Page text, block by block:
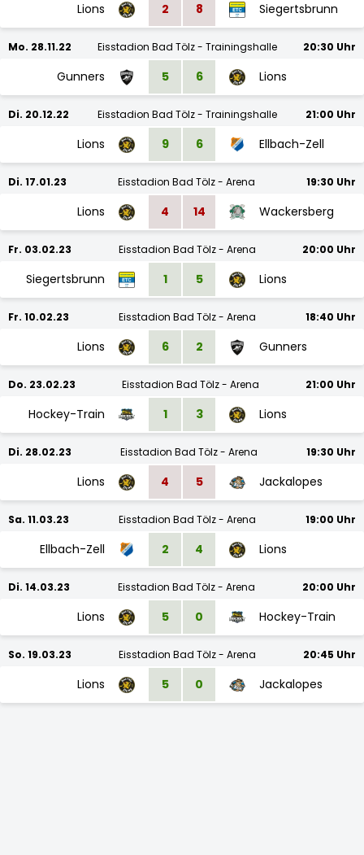
Lions 2 8 Siegertsbrunn
Mo. 28.11.22 Eisstadion Bad Tölz - Trainingshalle 20:30 Uhr
Gunners 5 6 Lions
Di. 20.12.22 Eisstadion Bad Tölz - Trainingshalle 21:00 Uhr
Lions 9 6 Ellbach-Zell
Di. 17.01.23 Eisstadion Bad Tölz - Arena 19:30 Uhr
Lions 4 14 Wackersberg
Fr. 03.02.23 Eisstadion Bad Tölz - Arena 20:00 Uhr
Siegertsbrunn 1 5 Lions
Fr. 10.02.23 Eisstadion Bad Tölz - Arena 18:40 Uhr
Lions 6 2 Gunners
Do. 23.02.23 Eisstadion Bad Tölz - Arena 21:00 Uhr
Hockey-Train 1 3 Lions
Di. 28.02.23 Eisstadion Bad Tölz - Arena 19:30 Uhr
Lions 4 5 Jackalopes
Sa. 11.03.23 Eisstadion Bad Tölz - Arena 19:00 Uhr
Ellbach-Zell 2 4 Lions
Di. 14.03.23 Eisstadion Bad Tölz - Arena 20:00 Uhr
Lions 5 0 Hockey-Train
So. 19.03.23 Eisstadion Bad Tölz - Arena 20:45 Uhr
Lions 5 0 Jackalopes